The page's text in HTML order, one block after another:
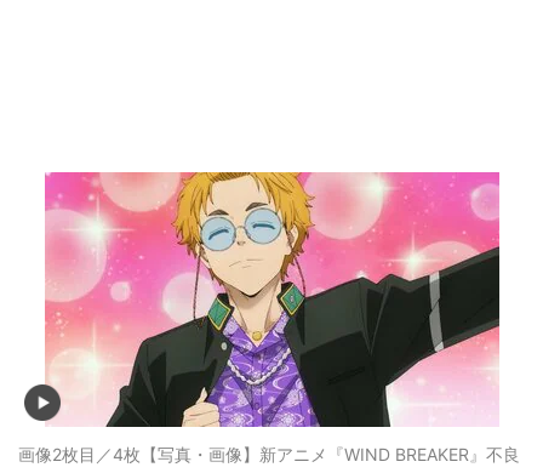
画像2枚目／4枚 【写真・画像】新アニメ『WIND BREAKER』不良